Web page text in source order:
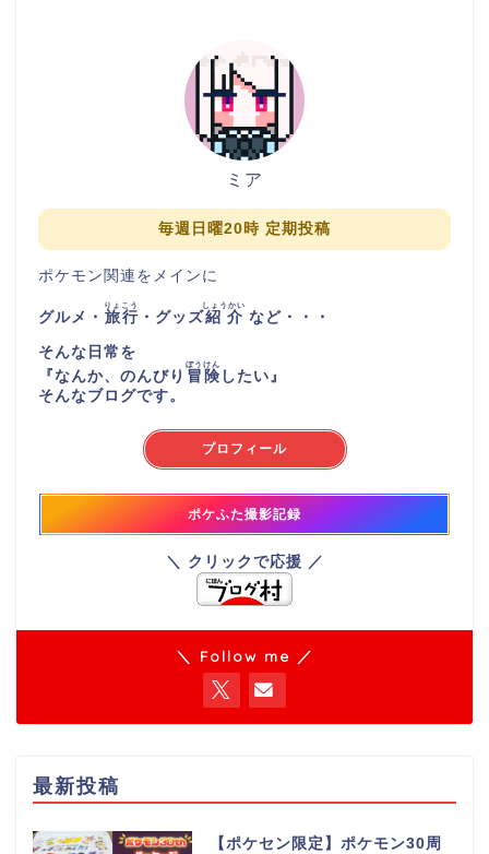
ミア
毎週日曜20時 定期投稿
ポケモン関連をメインに
グルメ・ 旅行
りょこう
・グッズ紹介
しょうかい
など・・・
そんな日常を
『なんか、のんびり 冒険
ぼうけん
したい 』
そんなブログです。
プロフィール
ポケふた撮影記録
＼ クリックで応援 ／
＼ Follow me ／
最新投稿
【ポケセン限定】ポケモン30周